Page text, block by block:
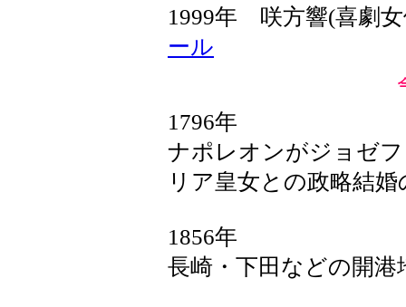
1999年 咲方響(喜
ール
1796年
ナポレオンがジョゼ
リア皇女との政略結
1856年
長崎・下田などの開